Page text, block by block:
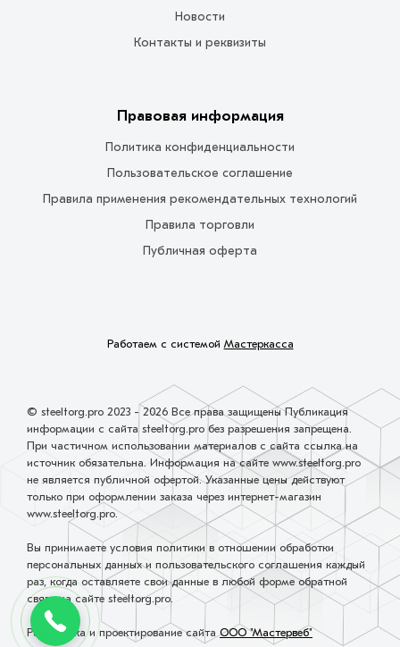
Новости
Контакты и реквизиты
Правовая информация
Политика конфиденциальности
Пользовательское соглашение
Правила применения рекомендательных технологий
Правила торговли
Публичная оферта
Работаем с системой Мастеркасса
© steeltorg.pro 2023 - 2026 Все права защищены Публикация
информации с сайта steeltorg.pro без разрешения запрещена.
При частичном использовании материалов с сайта ссылка на
источник обязательна. Информация на сайте www.steeltorg.pro
не является публичной офертой. Указанные цены действуют
только при оформлении заказа через интернет-магазин
www.steeltorg.pro.
Вы принимаете условия политики в отношении обработки
персональных данных и пользовательского соглашения каждый
раз, когда оставляете свои данные в любой форме обратной
связи на сайте steeltorg.pro.
Разработка и проектирование сайтаООО "Мастервеб"